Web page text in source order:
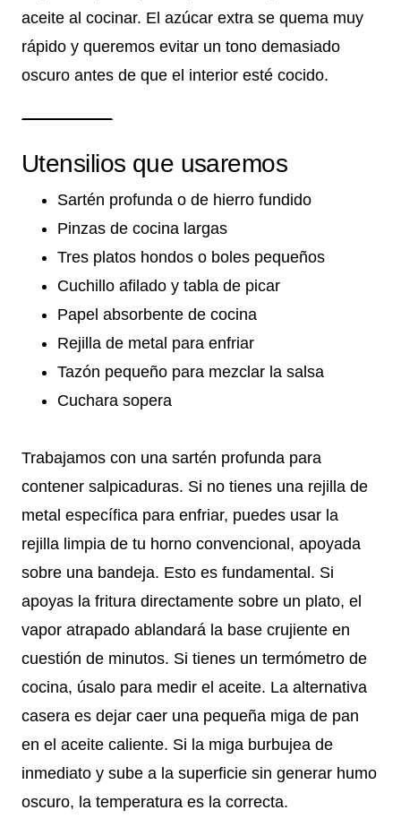
aceite al cocinar. El azúcar extra se quema muy
rápido y queremos evitar un tono demasiado
oscuro antes de que el interior esté cocido.
Utensilios que usaremos
Sartén profunda o de hierro fundido
Pinzas de cocina largas
Tres platos hondos o boles pequeños
Cuchillo afilado y tabla de picar
Papel absorbente de cocina
Rejilla de metal para enfriar
Tazón pequeño para mezclar la salsa
Cuchara sopera
Trabajamos con una sartén profunda para
contener salpicaduras. Si no tienes una rejilla de
metal específica para enfriar, puedes usar la
rejilla limpia de tu horno convencional, apoyada
sobre una bandeja. Esto es fundamental. Si
apoyas la fritura directamente sobre un plato, el
vapor atrapado ablandará la base crujiente en
cuestión de minutos. Si tienes un termómetro de
cocina, úsalo para medir el aceite. La alternativa
casera es dejar caer una pequeña miga de pan
en el aceite caliente. Si la miga burbujea de
inmediato y sube a la superficie sin generar humo
oscuro, la temperatura es la correcta.